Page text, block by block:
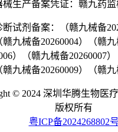
生产备案凭证：赣九药监
试剂备案：（赣九械备
赣九械备20260004）（赣
）（赣九械备20260007
赣九械备20260009）（赣九
© 2024 深圳华腾生物医
版权所有
粤ICP备2024268802号